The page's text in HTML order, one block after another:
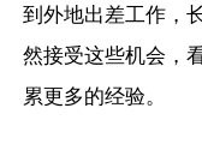
到外地出差工作，
然接受这些机会，
累更多的经验。